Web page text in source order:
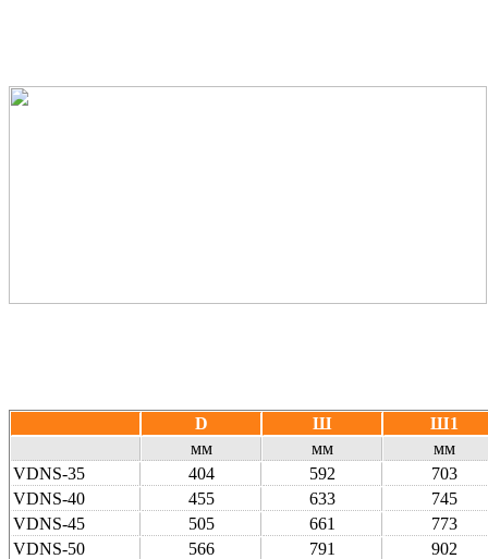
D Ш
Ш1
мм
мм
мм
VDNS-35
404 592
703
VDNS-40
455 633
745
VDNS-45
505 661
773
VDNS-50
566 791
902